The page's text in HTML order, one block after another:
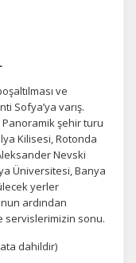
ve
Sofya’ya varış.
şehir turu
Kilisesi, Rotonda
Nevski
Üniversitesi, Banya
yerler
ardından
servislerimizin sonu.
dahildir)